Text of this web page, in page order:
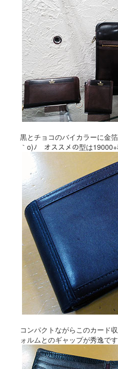
黒とチョコのバイカラーに金
｀o)ﾉ オススメの型は19000+
コンパクトながらこのカード
ォルムとのギャップが秀逸で